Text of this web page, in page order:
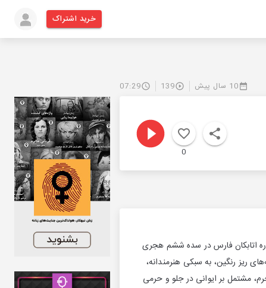
خرید اشتراک
10 سال پیش 139
07:29
0
اتابکان فارس در سده ششم هجری
ریز رنگین، به سبکی هنرمندانه،
مشتمل بر ایوانی در جلو و حرمی